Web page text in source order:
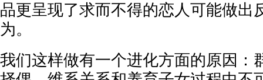
品更呈现了求而不得的恋人可能做出
为。
我们这样做有一个进化方面的原因：